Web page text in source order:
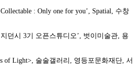
: Only one for you’, Spatial, 수창
던시 3기 오픈스튜디오’, 벗이미술관, 용
of Light>, 술술갤러리, 영등포문화재단, 서